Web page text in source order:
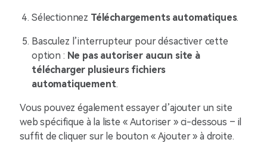
Sélectionnez Téléchargements automatiques.
Basculez l’interrupteur pour désactiver cette
option : Ne pas autoriser aucun site à
télécharger plusieurs fichiers
automatiquement.
Vous pouvez également essayer d’ajouter un site
web spécifique à la liste « Autoriser » ci-dessous – il
suffit de cliquer sur le bouton « Ajouter » à droite.